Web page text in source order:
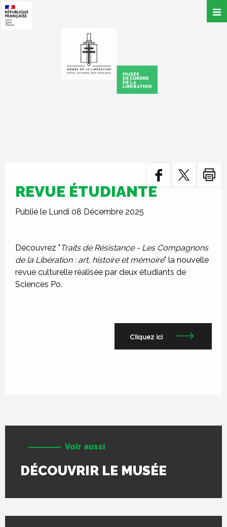
REVUE ÉTUDIANTE
Publié le Lundi 08 Décembre 2025
Découvrez " Traits de Résistance - Les Compagnons
de la Libération : art, histoire et mémoire" la nouvelle
revue culturelle réalisée par deux étudiants de
Sciences Po.
Cliquez ici
Voir aussi
DÉCOUVRIR LE MUSÉE